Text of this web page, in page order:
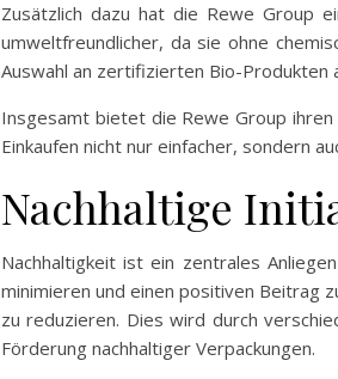
Zusätzlich dazu hat die Rewe Group
umweltfreundlicher, da sie ohne
Auswahl an zertifizierten Bio-
Insgesamt bietet die Rewe Group ihren
Einkaufen nicht nur einfacher, sondern
Nachhaltige
Nachhaltigkeit ist ein zentrales
minimieren und einen positiven Beitrag
zu reduzieren. Dies wird durch
Förderung nachhaltiger Verpackungen.